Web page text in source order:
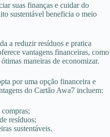
suas finanças e cuidar do
sustentável beneficia o meio
a reduzir resíduos e pratica
vantagens financeiras, como
maneiras de economizar.
por uma opção financeira e
do Cartão Awa7 incluem:
compras;
resíduos;
sustentáveis.